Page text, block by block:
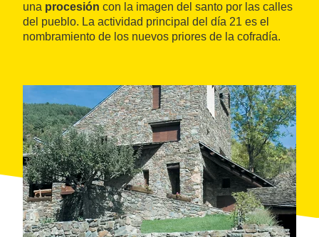
una procesión con la imagen del santo por las calles
del pueblo. La actividad principal del día 21 es el
nombramiento de los nuevos priores de la cofradía.